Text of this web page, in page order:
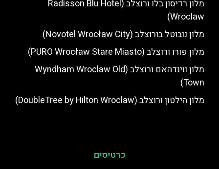
מלון רדיסון בלו ורוצלב (Radisson Blu Hotel
Wroclaw)
מלון נובוטל בורוצלב (Novotel Wrocław City)
מלון פורו ורוצלב (PURO Wrocław Stare Miasto)
מלון ווינדהאם ורוצלב (Wyndham Wroclaw Old
Town)
מלון הילטון ורוצלב (DoubleTree by Hilton Wroclaw)
כרטיסים